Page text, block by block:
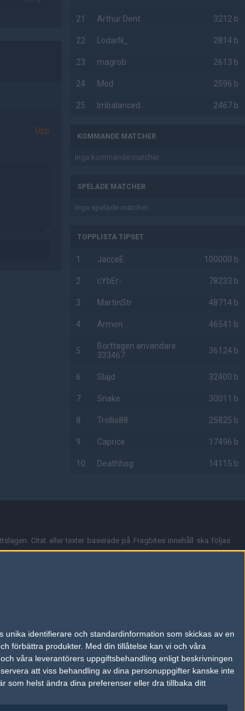
identifierare och standardinformation som skickas av en
förbättra produkter. Med din tillåtelse kan vi och våra
våra leverantörers uppgiftsbehandling enligt beskrivningen
att viss behandling av dina personuppgifter kanske inte
som helst ändra dina preferenser eller dra tillbaka ditt
Upp
21 Arthur Dent 3212 b
22 LodarN_ 2814 b
23 magrob 2613 b
24 Mod 2596 b
25 Imbalanced 2467 b
KOMMANDE MATCHER
Inga kommande matcher.
SPELADE MATCHER
Inga spelade matcher.
TOPPLISTA TIPSET
1 JacceE 100000 b
2 cYbEr- 78233 b
3 MartinStr 48714 b
4 Armon 46541 b
5
Borttagen användare
333467
36124 b
6 Slajd 32400 b
7 Snake 30011 b
8 Trollis88 25825 b
9 Caprice 17496 b
10 Deathhog 14115 b
Citat eller texter baserade på Fragbites innehåll ska följas
inte nödvändigtvis med Fragbites åsikter.
du skicka iväg ett email till
t.ex. användarnamn. Cookies sparas även när man deltar i
av cookies i din webbläsares inställningar eller välja att inte
kommunikation som trädde i kraft 25 juli 2003.